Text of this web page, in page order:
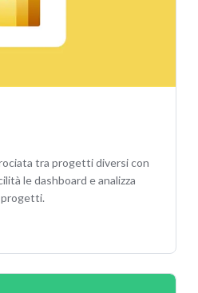
tra progetti diversi con
le dashboard e analizza